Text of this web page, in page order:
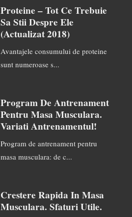
Proteine – Tot Ce Trebuie
Sa Stii Despre Ele
(actualizat 2018)
Avantajele consumului de proteine
sunt numeroase s...
Program De Antrenament
Pentru Masa Musculara.
Variati Antrenamentul!
Program de antrenament pentru
masa musculara: de c...
Crestere Rapida In Masa
Musculara. Sfaturi Utile.